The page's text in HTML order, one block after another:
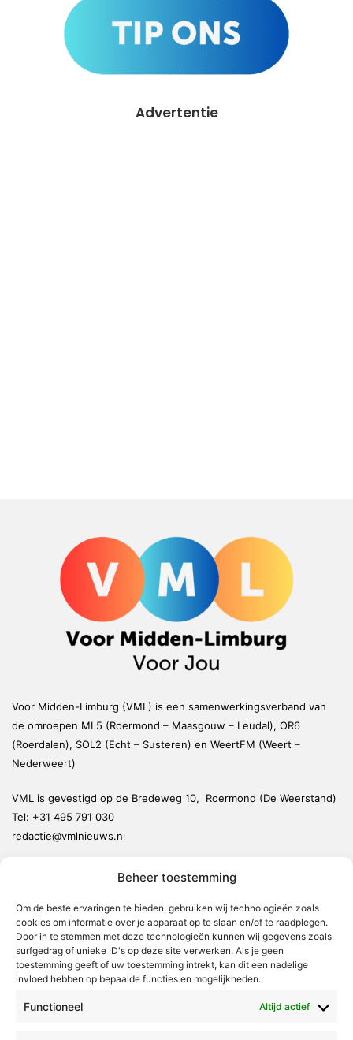
Beheer toestemming
Om de beste ervaringen te bieden, gebruiken wij technologieën zoals
cookies om informatie over je apparaat op te slaan en/of te raadplegen.
Door in te stemmen met deze technologieën kunnen wij gegevens zoals
surfgedrag of unieke ID's op deze site verwerken. Als je geen
toestemming geeft of uw toestemming intrekt, kan dit een nadelige
invloed hebben op bepaalde functies en mogelijkheden.
Functioneel Altijd actief
Advertentie
Voor Midden-Limburg (VML) is een samenwerkingsverband van
de omroepen ML5 (Roermond – Maasgouw – Leudal), OR6
(Roerdalen), SOL2 (Echt – Susteren) en WeertFM (Weert –
Nederweert)
VML is gevestigd op de Bredeweg 10, Roermond (De Weerstand)
Tel: +31 495 791 030
redactie@vmlnieuws.nl
Nederweert
Leudal
Maasgouw
Echt-Susteren
Roerdalen